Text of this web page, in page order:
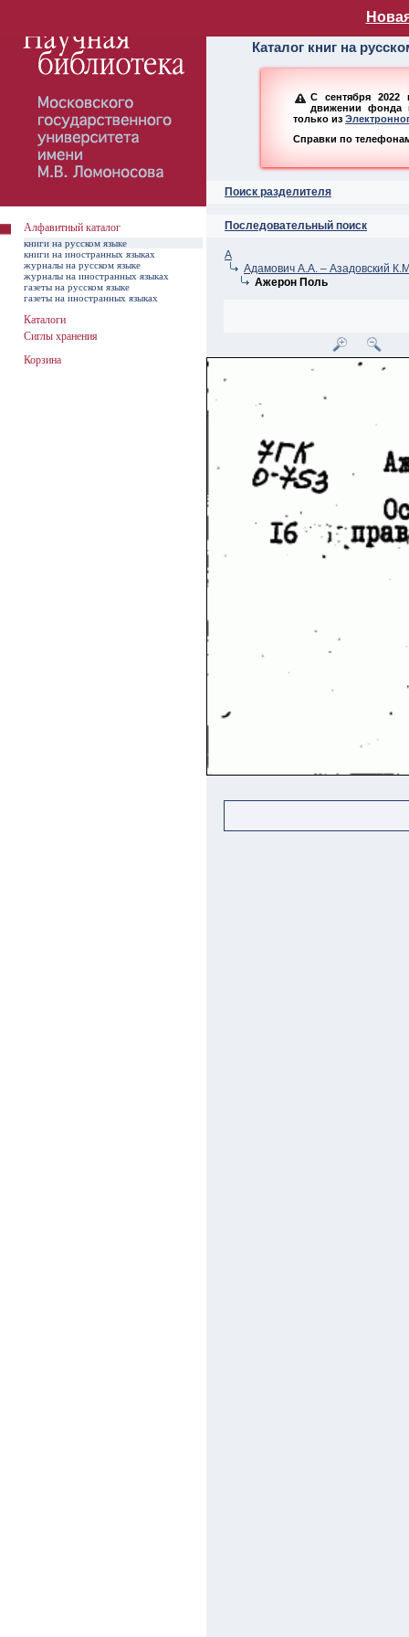
Алфавитный
Каталог книг на
С сентября 2022
движении фонда
только из
Справки по
Поиск разделителя
Последовательный поиск
А
Адамович А.А. – Азадовский
Ажерон Поль
Алфавитный каталог
книги на русском языке
книги на иностранных языках
журналы на русском языке
журналы на иностранных языках
газеты на русском языке
газеты на иностранных языках
Каталоги
Сиглы хранения
Корзина